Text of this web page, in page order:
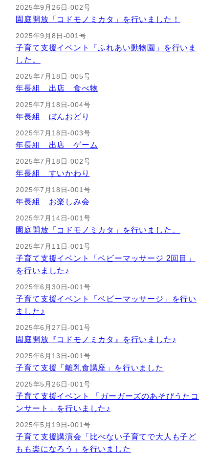
2025年9月26日-002号
園庭開放「コドモノミカタ」を行いました！
2025年9月8日-001号
子育て支援イベント「ふれあい動物園」を行いま
した。
2025年7月18日-005号
年長組 出店 食べ物
2025年7月18日-004号
年長組 ぼんおどり
2025年7月18日-003号
年長組 出店 ゲーム
2025年7月18日-002号
年長組 すいかわり
2025年7月18日-001号
年長組 お楽しみ会
2025年7月14日-001号
園庭開放「コドモノミカタ」を行いました。
2025年7月11日-001号
子育て支援イベント「ベビーマッサージ 2回目」
を行いました♪
2025年6月30日-001号
子育て支援イベント「ベビーマッサージ」を行い
ました♪
2025年6月27日-001号
園庭開放『コドモノミカタ』を行いました♪
2025年6月13日-001号
子育て支援「離乳食講座」を行いました
2025年5月26日-001号
子育て支援イベント 「ガーガーズのあそびうたコ
ンサート」を行いました♪
2025年5月19日-001号
子育て支援講演会「比べない子育てで大人も子ど
もも楽になろう」を行いました